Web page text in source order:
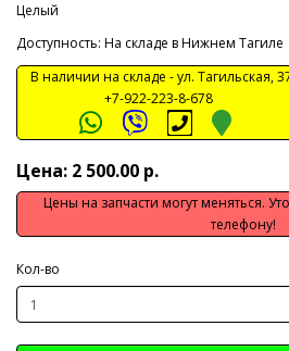
Целый
Доступность: На складе в Нижнем Тагиле
В наличии на складе -ул. Тагильская,
+7-922-223-8-678
Цена: 2 500.00 р.
Цены на запчасти могут меняться.
телефону!
Кол-во